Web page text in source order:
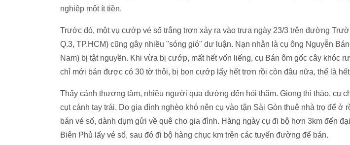
nghiệp một ít tiền.
Trước đó, một vụ cướp vé số trắng trợn xảy ra vào trưa ngày 23/3 trên đường
Q.3, TP.HCM) cũng gây nhiều "sóng gió" dư luận. Nạn nhân là cụ ông Nguyễn
Nam) bị tật nguyền. Khi vừa bị cướp, mất hết vốn liếng, cụ Bán ôm gốc cây khóc
chỉ mới bán được có 30 tờ thôi, bị bọn cướp lấy hết trơn rồi còn đâu nữa, thế là
Thấy cảnh thương tâm, nhiều người qua đường đến hỏi thăm. Giọng thì thào, cụ
cụt cánh tay trái. Do gia đình nghèo khó nên cụ vào tận Sài Gòn thuê nhà trọ để ở
bán vé số, dành dụm gửi về quê cho gia đình. Hàng ngày cụ đi bộ hơn 3km đến
Biên Phủ lấy vé số, sau đó đi bộ hàng chục km trên các tuyến đường để bán.